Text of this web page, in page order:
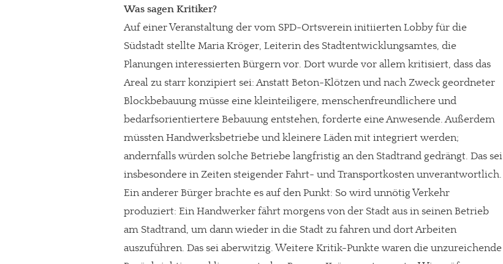
Was sagen Kritiker?
Auf einer Veranstaltung der vom SPD-Ortsverein initiierten Lobby für die
Südstadt stellte Maria Kröger, Leiterin des Stadtentwicklungsamtes, die
Planungen interessierten Bürgern vor. Dort wurde vor allem kritisiert, dass das
Areal zu starr konzipiert sei: Anstatt Beton-Klötzen und nach Zweck geordneter
Blockbebauung müsse eine kleinteiligere, menschenfreundlichere und
bedarfsorientiertere Bebauung entstehen, forderte eine Anwesende. Außerdem
müssten Handwerksbetriebe und kleinere Läden mit integriert werden;
andernfalls würden solche Betriebe langfristig an den Stadtrand gedrängt. Das sei
insbesondere in Zeiten steigender Fahrt- und Transportkosten unverantwortlich.
Ein anderer Bürger brachte es auf den Punkt: So wird unnötig Verkehr
produziert: Ein Handwerker fährt morgens von der Stadt aus in seinen Betrieb
am Stadtrand, um dann wieder in die Stadt zu fahren und dort Arbeiten
auszuführen. Das sei aberwitzig. Weitere Kritik-Punkte waren die unzureichende